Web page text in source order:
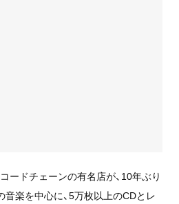
ードチェーンの有名店が、10年ぶり
楽を中心に、5万枚以上のCDとレ